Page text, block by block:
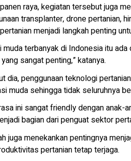
raya, kegiatan tersebut juga
transplanter, drone pertanian,
menjadi langkah penting
muda terbanyak di Indonesia itu
sangat penting,” katanya.
dia, penggunaan teknologi
muda sehingga tidak seluruhnya
ini sangat friendly dengan
bagian dari penguat sektor
juga menekankan pentingnya
pertanian tetap terjaga.